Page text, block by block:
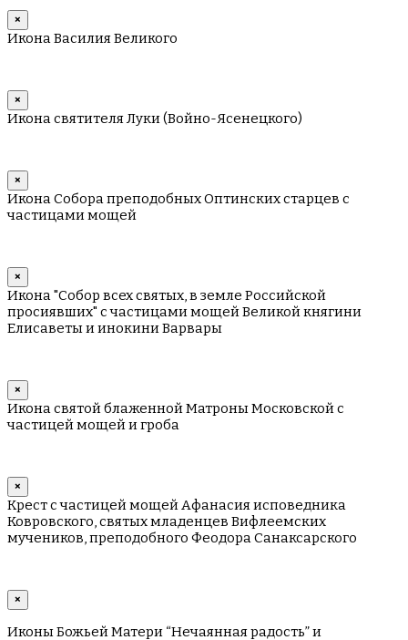
×
Икона Василия Великого
×
Икона святителя Луки (Войно-Ясенецкого)
×
Икона Собора преподобных Оптинских старцев с
частицами мощей
×
Икона "Собор всех святых, в земле Российской
просиявших" с частицами мощей Великой княгини
Елисаветы и инокини Варвары
×
Икона святой блаженной Матроны Московской с
частицей мощей и гроба
×
Крест с частицей мощей Афанасия исповедника
Ковровского, святых младенцев Вифлеемских
мучеников, преподобного Феодора Санаксарского
×
Иконы Божьей Матери “Нечаянная радость” и